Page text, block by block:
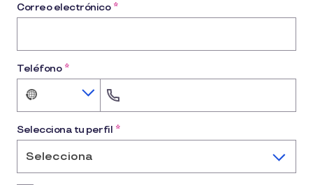
Correo electrónico *
Teléfono *
No
selected
Selecciona tu perfil *
Selecciona